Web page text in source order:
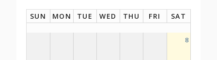
SUN MON TUE WED THU FRI SAT
8